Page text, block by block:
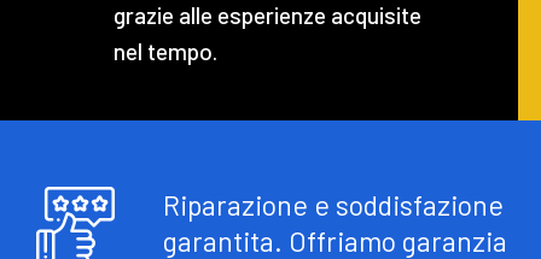
grazie alle esperienze acquisite
nel tempo.
Riparazione e soddisfazione
garantita. Offriamo garanzia